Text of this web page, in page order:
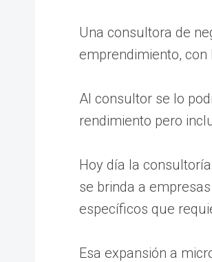
Una consultora de
emprendimiento,
Al consultor se lo
rendimiento pero
Hoy día la
se brinda a
específicos que
Esa expansión a